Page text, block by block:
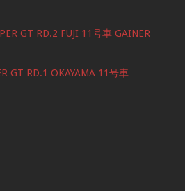
GT RD.2 FUJI 11号車 GAINER
GT RD.1 OKAYAMA 11号車